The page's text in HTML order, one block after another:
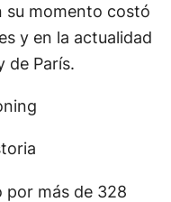
su momento costó
y en la actualidad
de París.
por más de 328